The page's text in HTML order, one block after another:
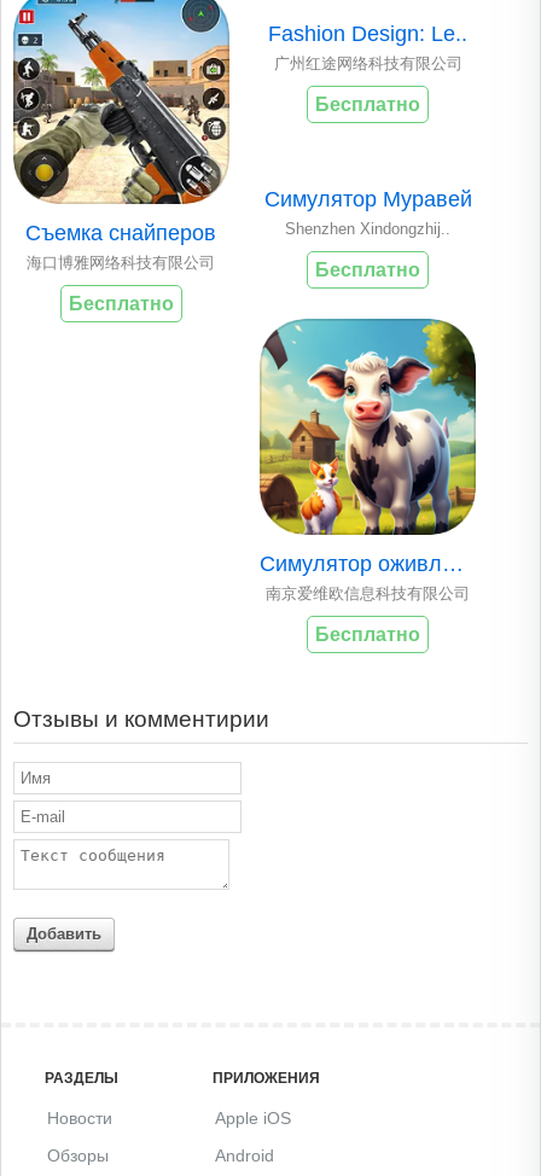
Съемка снайперов
海口博雅网络科技有限公司
Бесплатно
Fashion Design: Le..
广州红途网络科技有限公司
Бесплатно
Симулятор Муравей
Shenzhen Xindongzhij..
Бесплатно
Симулятор оживленн..
南京爱维欧信息科技有限公司
Бесплатно
Отзывы и комментирии
Добавить
РАЗДЕЛЫ
Новости
Обзоры
ПРИЛОЖЕНИЯ
Apple iOS
Android